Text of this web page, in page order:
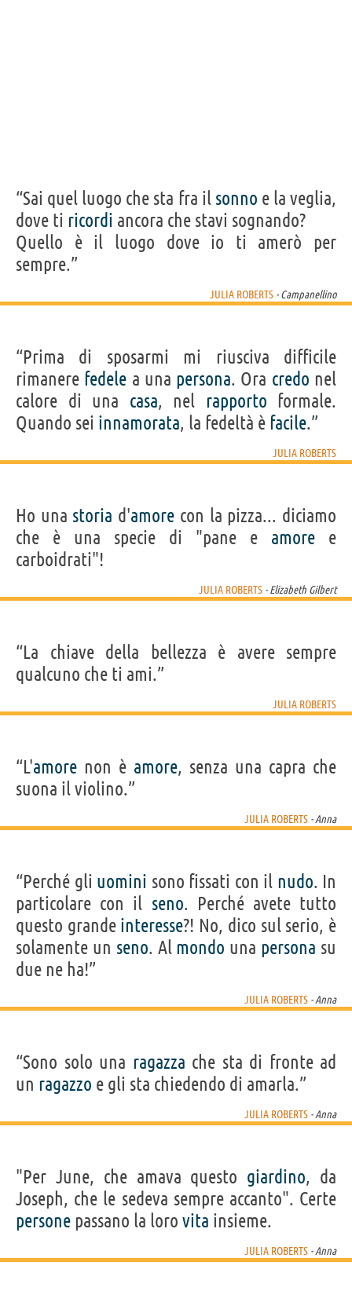
“Sai quel luogo che sta fra il sonno e la veglia,
dove ti ricordi ancora che stavi sognando?
Quello è il luogo dove io ti amerò per
sempre.”
JULIA ROBERTS - Campanellino
“Prima di sposarmi mi riusciva difficile
rimanere fedele a una persona. Ora credo nel
calore di una casa, nel rapporto formale.
Quando sei innamorata, la fedeltà è facile.”
JULIA ROBERTS
Ho una storia d'amore con la pizza... diciamo
che è una specie di "pane e amore e
carboidrati"!
JULIA ROBERTS - Elizabeth Gilbert
“La chiave della bellezza è avere sempre
qualcuno che ti ami.”
JULIA ROBERTS
“L'amore non è amore, senza una capra che
suona il violino.”
JULIA ROBERTS - Anna
“Perché gli uomini sono fissati con il nudo. In
particolare con il seno. Perché avete tutto
questo grande interesse?! No, dico sul serio, è
solamente un seno. Al mondo una persona su
due ne ha!”
JULIA ROBERTS - Anna
“Sono solo una ragazza che sta di fronte ad
un ragazzo e gli sta chiedendo di amarla.”
JULIA ROBERTS - Anna
"Per June, che amava questo giardino, da
Joseph, che le sedeva sempre accanto". Certe
persone passano la loro vita insieme.
JULIA ROBERTS - Anna